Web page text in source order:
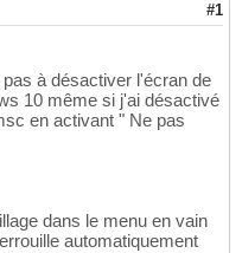
#1
à désactiver l'écran de
10 même si j'ai désactivé
en activant " Ne pas
dans le menu en vain
automatiquement